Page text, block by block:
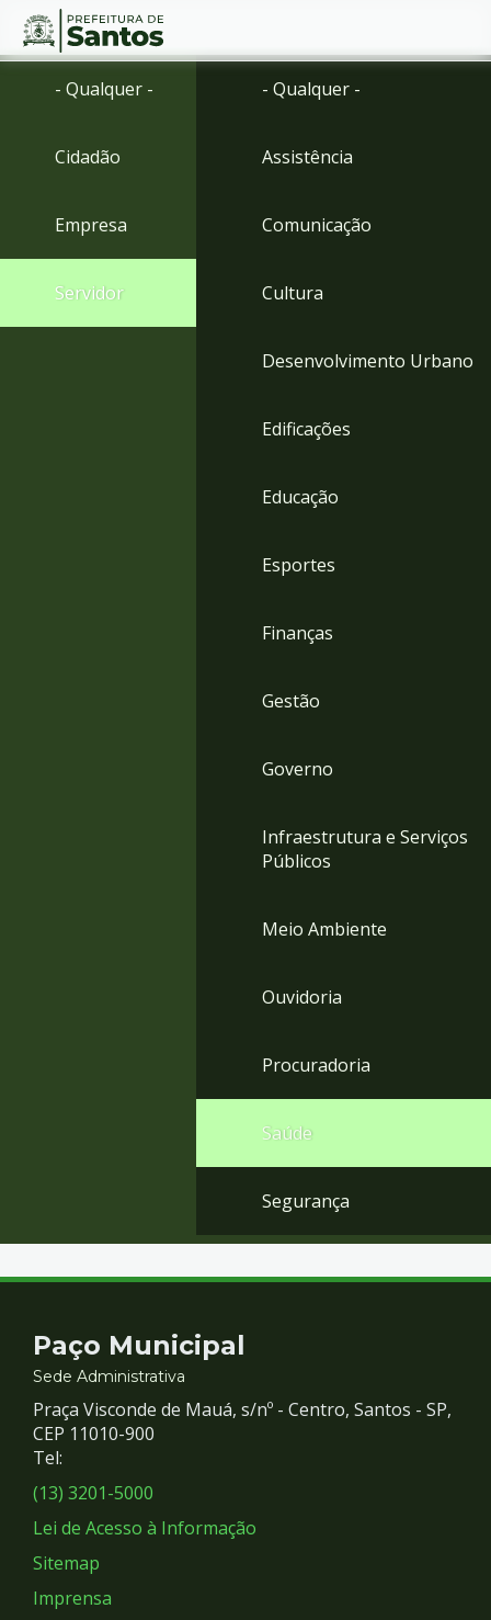
Ir
menu
para
Conteúdo
- Qualquer -
Cidadão
Empresa
Servidor
- Qualquer -
Assistência
Comunicação
Cultura
Desenvolvimento Urbano
Edificações
Educação
Esportes
Finanças
Gestão
Governo
Infraestrutura e Serviços
Públicos
Meio Ambiente
Ouvidoria
Procuradoria
Saúde
Segurança
Contato
e
Redes
Sociais
Paço Municipal
Sede Administrativa
Praça Visconde de Mauá, s/nº - Centro, Santos - SP,
CEP 11010-900
Tel:
(13) 3201-5000
Lei de Acesso à Informação
Sitemap
Imprensa